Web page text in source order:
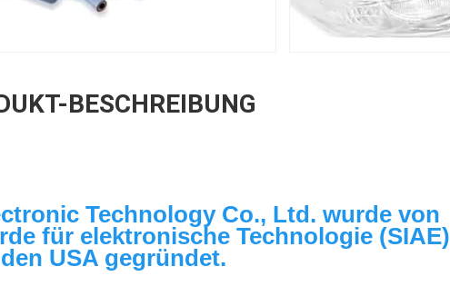
BESCHREIBUNG
Technology Co., Ltd. wurde von
für elektronische Technologie (SIAE)
USA gegründet.